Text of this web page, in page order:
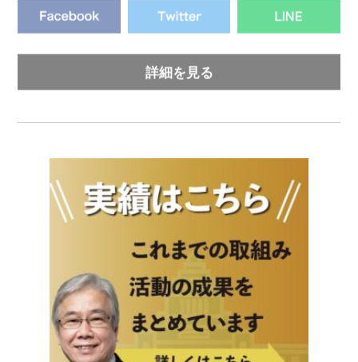
詳細を見る